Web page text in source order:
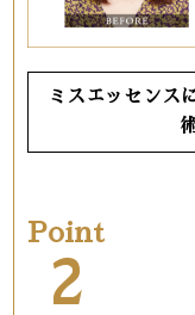
ミスエッセンス
Point
2